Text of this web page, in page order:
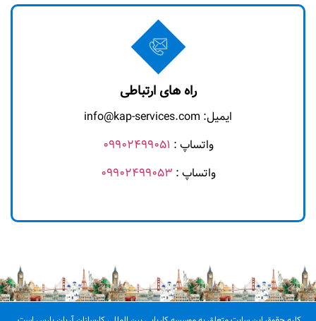
راه های ارتباطی
ایمیل: info@kap-services.com
واتساپ : 09902499051
واتساپ : 09902499053